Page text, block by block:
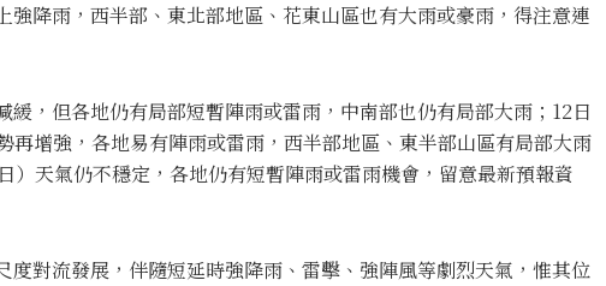
強降雨，西半部、東北部地區、花東山區也有大雨或豪雨，得注意連
緩，但各地仍有局部短暫陣雨或雷雨，中南部也仍有局部大雨；12日
再增強，各地易有陣雨或雷雨，西半部地區、東半部山區有局部大雨
）天氣仍不穩定，各地仍有短暫陣雨或雷雨機會，留意最新預報資
度對流發展，伴隨短延時強降雨、雷擊、強陣風等劇烈天氣，惟其位